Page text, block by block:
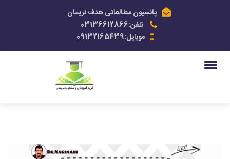
پانسیون مطالعاتی هدف نریمان
تلفن:03136612866
موبایل:09132165439